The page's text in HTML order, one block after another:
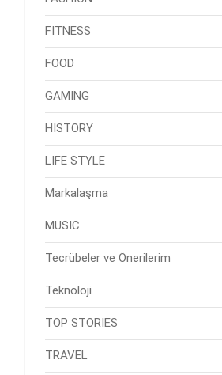
FITNESS
FOOD
GAMING
HISTORY
LIFE STYLE
Markalaşma
MUSIC
Tecrübeler ve Önerilerim
Teknoloji
TOP STORIES
TRAVEL